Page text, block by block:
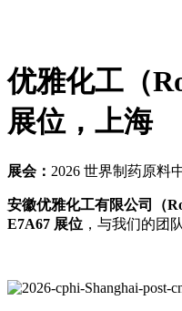
优雅化工（
展位，上海
展会： 2026 世界制药原料
安徽优雅化工有限公司（
E7A67 展位 ，与我们的团